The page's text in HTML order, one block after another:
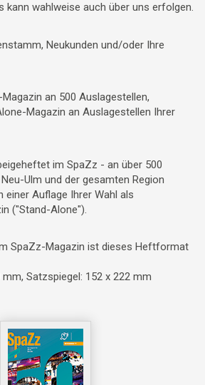
kann wahlweise auch über uns erfolgen.
Neukunden und/oder Ihre
an 500 Auslagestellen,
Magazin an Auslagestellen Ihrer
im SpaZz - an über 500
Ulm und der gesamten Region
einer Auflage Ihrer Wahl als
("Stand-Alone").
SpaZz-Magazin ist dieses Heftformat
Satzspiegel: 152 x 222 mm